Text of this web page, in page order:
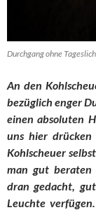
Durchgang ohne
An den
bezüglich enger
einen absoluten
uns hier drücken
Kohlscheuer
man gut beraten
dran gedacht,
Leuchte